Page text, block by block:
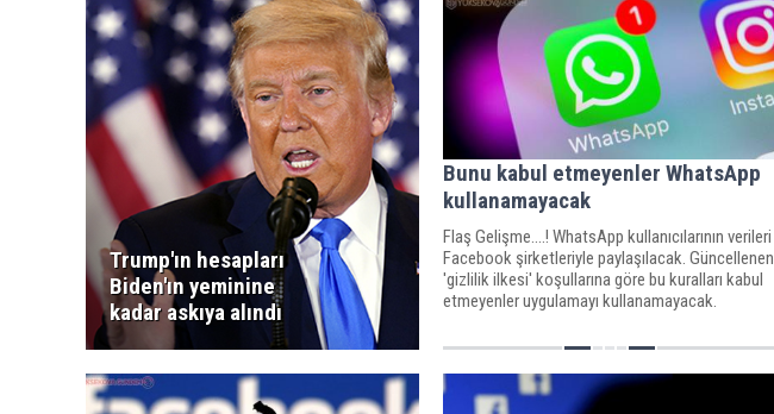
Trump'ın hesapları
Biden'ın yeminine
kadar askıya alındı
Bunu kabul etmeyenler WhatsApp
kullanamayacak
Flaş Gelişme....! WhatsApp kullanıcılarının verileri
Facebook şirketleriyle paylaşılacak. Güncellenen
'gizlilik ilkesi' koşullarına göre bu kuralları kabul
etmeyenler uygulamayı kullanamayacak.